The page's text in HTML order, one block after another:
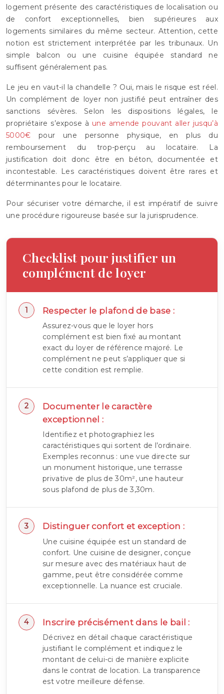
logement présente des caractéristiques de localisation ou
de confort exceptionnelles, bien supérieures aux
logements similaires du même secteur. Attention, cette
notion est strictement interprétée par les tribunaux. Un
simple balcon ou une cuisine équipée standard ne
suffisent généralement pas.
Le jeu en vaut-il la chandelle ? Oui, mais le risque est réel.
Un complément de loyer non justifié peut entraîner des
sanctions sévères. Selon les dispositions légales, le
propriétaire s’expose à une amende pouvant aller jusqu’à
5000€ pour une personne physique, en plus du
remboursement du trop-perçu au locataire. La
justification doit donc être en béton, documentée et
incontestable. Les caractéristiques doivent être rares et
déterminantes pour le locataire.
Pour sécuriser votre démarche, il est impératif de suivre
une procédure rigoureuse basée sur la jurisprudence.
Checklist pour justifier un
complément de loyer
Respecter le plafond de base :
Assurez-vous que le loyer hors
complément est bien fixé au montant
exact du loyer de référence majoré. Le
complément ne peut s’appliquer que si
cette condition est remplie.
Documenter le caractère
exceptionnel :
Identifiez et photographiez les
caractéristiques qui sortent de l’ordinaire.
Exemples reconnus : une vue directe sur
un monument historique, une terrasse
privative de plus de 30m², une hauteur
sous plafond de plus de 3,30m.
Distinguer confort et exception :
Une cuisine équipée est un standard de
confort. Une cuisine de designer, conçue
sur mesure avec des matériaux haut de
gamme, peut être considérée comme
exceptionnelle. La nuance est cruciale.
Inscrire précisément dans le bail :
Décrivez en détail chaque caractéristique
justifiant le complément et indiquez le
montant de celui-ci de manière explicite
dans le contrat de location. La transparence
est votre meilleure défense.